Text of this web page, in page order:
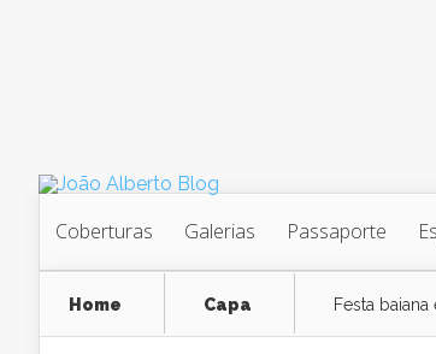
Coberturas Galerias Passaporte
Home Capa Festa baiana